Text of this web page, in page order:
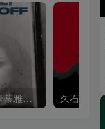
Khatia Buniatishvili – 卡蒂雅拉赫玛尼诺夫：第二、三钢琴协奏曲